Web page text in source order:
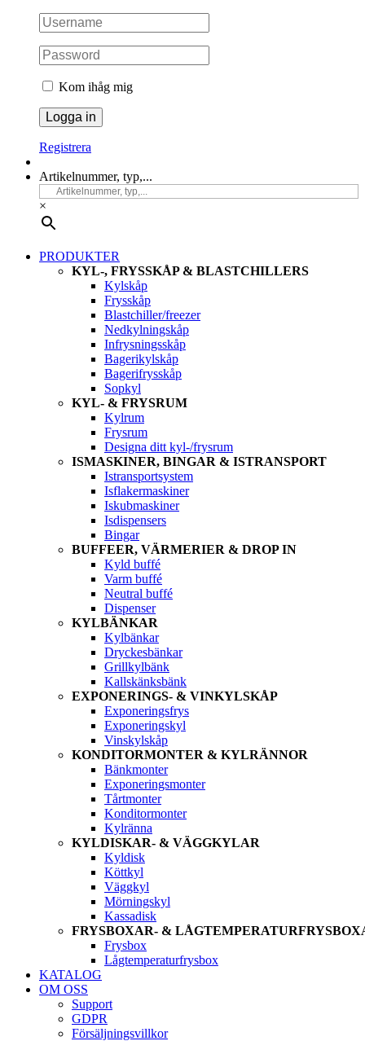
Kom ihåg mig
Registrera
Artikelnummer, typ,...
×
PRODUKTER
KYL-, FRYSSKÅP & BLASTCHILLERS
Kylskåp
Frysskåp
Blastchiller/freezer
Nedkylningskåp
Infrysningsskåp
Bagerikylskåp
Bagerifrysskåp
Sopkyl
KYL- & FRYSRUM
Kylrum
Frysrum
Designa ditt kyl-/frysrum
ISMASKINER, BINGAR & ISTRANSPORT
Istransportsystem
Isflakermaskiner
Iskubmaskiner
Isdispensers
Bingar
BUFFEER, VÄRMERIER & DROP IN
Kyld buffé
Varm buffé
Neutral buffé
Dispenser
KYLBÄNKAR
Kylbänkar
Dryckesbänkar
Grillkylbänk
Kallskänksbänk
EXPONERINGS- & VINKYLSKÅP
Exponeringsfrys
Exponeringskyl
Vinskylskåp
KONDITORMONTER & KYLRÄNNOR
Bänkmonter
Exponeringsmonter
Tårtmonter
Konditormonter
Kylränna
KYLDISKAR- & VÄGGKYLAR
Kyldisk
Köttkyl
Väggkyl
Mörningskyl
Kassadisk
FRYSBOXAR- &
Frysbox
Lågtemperaturfrysbox
KATALOG
OM OSS
Support
GDPR
Försäljningsvillkor